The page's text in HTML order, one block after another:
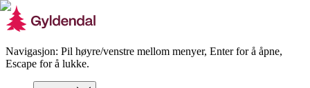
Navigasjon: Pil høyre/venstre mellom menyer, Enter for å åpne,
Escape for å lukke.